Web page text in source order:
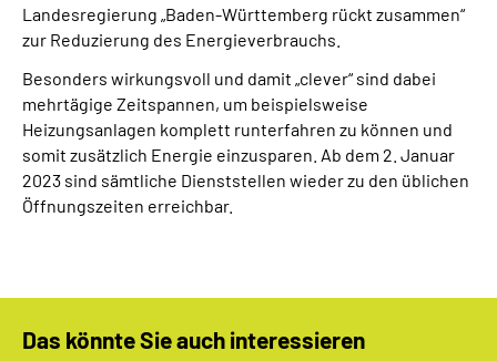
Mein Kundenportal
Landesregierung „Baden-Württemberg rückt zusammen“
zur Reduzierung des Energieverbrauchs.
Besonders wirkungsvoll und damit „clever“ sind dabei
mehrtägige Zeitspannen, um beispielsweise
Heizungsanlagen komplett runterfahren zu können und
somit zusätzlich Energie einzusparen. Ab dem 2. Januar
2023 sind sämtliche Dienststellen wieder zu den üblichen
Öffnungszeiten erreichbar.
Das könnte Sie auch interessieren